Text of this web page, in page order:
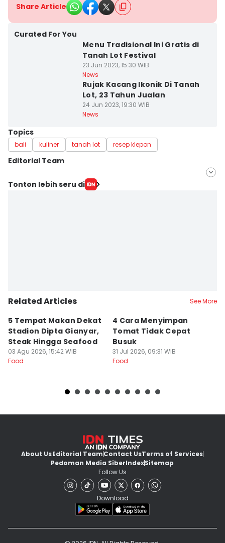
Share Article
Curated For You
Menu Tradisional Ini Gratis di
Tanah Lot Festival
23 Jun 2023, 15:30 WIB
News
Rujak Kacang Ikonik Di Tanah
Lot, 23 Tahun Jualan
24 Jun 2023, 19:30 WIB
News
Topics
bali kuliner tanah lot resep klepon
Editorial Team
Editor
Tonton lebih seru di
Related Articles See More
5 Tempat Makan Dekat
Stadion Dipta Gianyar,
Steak Hingga Seafood
03 Agu 2026, 15:42 WIB
Food
4 Cara Menyimpan
Tomat Tidak Cepat
Busuk
31 Jul 2026, 09:31 WIB
Food
About UsEditorial TeamContact UsTerms of Services
Pedoman Media SiberIndexSitemap
Follow Us
Download